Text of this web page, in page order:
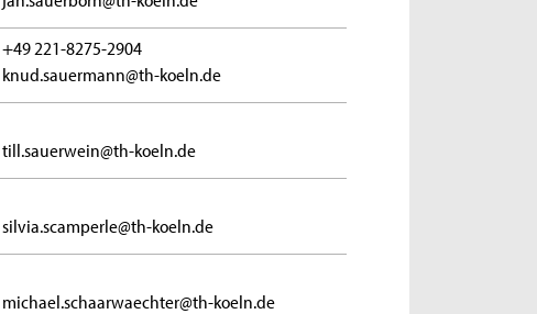
+49 221-8275-2904
knud.sauermann@th-koeln.de
till.sauerwein@th-koeln.de
silvia.scamperle@th-koeln.de
michael.schaarwaechter@th-koeln.de